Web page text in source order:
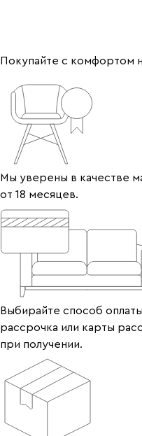
Покупайте с комфортом
Мы уверены в качестве
от 18 месяцев.
Выбирайте способ
рассрочка или карты
при получении.